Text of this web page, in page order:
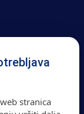
stranica